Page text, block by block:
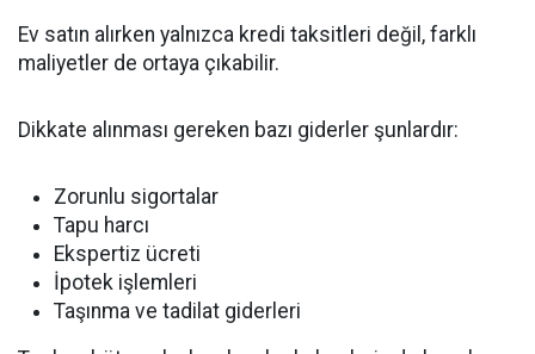
Ev satın alırken yalnızca kredi taksitleri değil, farklı
maliyetler de ortaya çıkabilir.
Dikkate alınması gereken bazı giderler şunlardır:
Zorunlu sigortalar
Tapu harcı
Ekspertiz ücreti
İpotek işlemleri
Taşınma ve tadilat giderleri